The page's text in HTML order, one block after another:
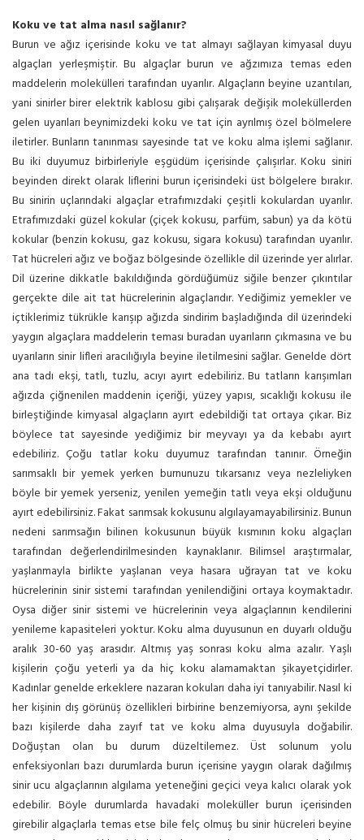
Koku ve tat alma nasıl sağlanır?
Burun ve ağız içerisinde koku ve tat almayı sağlayan kimyasal duyu
algaçları yerleşmiştir. Bu algaçlar burun ve ağzımıza temas eden
maddelerin molekülleri tarafından uyarılır. Algaçların beyine uzantıları,
yani sinirler birer elektrik kablosu gibi çalışarak değişik moleküllerden
gelen uyarıları beynimizdeki koku ve tat için ayrılmış özel bölmelere
iletirler. Bunların tanınması sayesinde tat ve koku alma işlemi sağlanır.
Bu iki duyumuz birbirleriyle eşgüdüm içerisinde çalışırlar. Koku siniri
beyinden direkt olarak liflerini burun içerisindeki üst bölgelere bırakır.
Bu sinirin uçlarındaki algaçlar etrafımızdaki çeşitli kokulardan uyarılır.
Etrafımızdaki güzel kokular (çiçek kokusu, parfüm, sabun) ya da kötü
kokular (benzin kokusu, gaz kokusu, sigara kokusu) tarafından uyarılır.
Tat hücreleri ağız ve boğaz bölgesinde özellikle dil üzerinde yer alırlar.
Dil üzerine dikkatle bakıldığında gördüğümüz siğile benzer çıkıntılar
gerçekte dile ait tat hücrelerinin algaçlarıdır. Yediğimiz yemekler ve
içtiklerimiz tükrükle karışıp ağızda sindirim başladığında dil üzerindeki
yaygın algaçlara maddelerin teması buradan uyarıların çıkmasına ve bu
uyarıların sinir lifleri aracılığıyla beyine iletilmesini sağlar. Genelde dört
ana tadı ekşi, tatlı, tuzlu, acıyı ayırt edebiliriz. Bu tatların karışımları
ağızda çiğnenilen maddenin içeriği, yüzey yapısı, sıcaklığı kokusu ile
birleştiğinde kimyasal algaçların ayırt edebildiği tat ortaya çıkar. Biz
böylece tat sayesinde yediğimiz bir meyvayı ya da kebabı ayırt
edebiliriz. Çoğu tatlar koku duyumuz tarafından tanınır. Örneğin
sarımsaklı bir yemek yerken burnunuzu tıkarsanız veya nezleliyken
böyle bir yemek yerseniz, yenilen yemeğin tatlı veya ekşi olduğunu
ayırt edebilirsiniz. Fakat sarımsak kokusunu algılayamayabilirsiniz. Bunun
nedeni sarımsağın bilinen kokusunun büyük kısmının koku algaçları
tarafından değerlendirilmesinden kaynaklanır. Bilimsel araştırmalar,
yaşlanmayla birlikte yaşlanan veya hasara uğrayan tat ve koku
hücrelerinin sinir sistemi tarafından yenilendiğini ortaya koymaktadır.
Oysa diğer sinir sistemi ve hücrelerinin veya algaçlarının kendilerini
yenileme kapasiteleri yoktur. Koku alma duyusunun en duyarlı olduğu
aralık 30-60 yaş arasıdır. Altmış yaş sonrası koku alma azalır. Yaşlı
kişilerin çoğu yeterli ya da hiç koku alamamaktan şikayetçidirler.
Kadınlar genelde erkeklere nazaran kokuları daha iyi tanıyabilir. Nasıl ki
her kişinin dış görünüş özellikleri birbirine benzemiyorsa, aynı şekilde
bazı kişilerde daha zayıf tat ve koku alma duyusuyla doğabilir.
Doğuştan olan bu durum düzeltilemez. Üst solunum yolu
enfeksiyonları bazı durumlarda burun içerisine yaygın olarak dağılmış
sinir ucu algaçlarının algılama yeteneğini geçici veya kalıcı olarak yok
edebilir. Böyle durumlarda havadaki moleküller burun içerisinden
girebilir algaçlarla temas etse bile felç olmuş bu sinir hücreleri beyine